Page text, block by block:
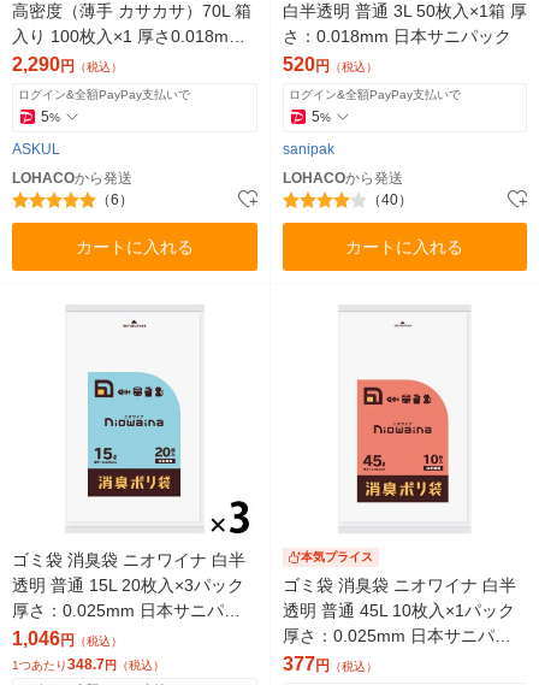
高密度（薄手 カサカサ）70L 箱
入り 100枚入×1 厚さ0.018mm
アスクル オリジナル
2,290円 （税込）
ログイン&全額PayPay支払いで
5%
ASKUL
LOHACOから発送
（6）
カートに入れる
白半透明 普通 3L 50枚入×1箱 厚
さ：0.018mm 日本サニパック
520円 （税込）
ログイン&全額PayPay支払いで
5%
sanipak
LOHACOから発送
（40）
カートに入れる
ゴミ袋 消臭袋 ニオワイナ 白半
透明 普通 15L 20枚入×3パック
厚さ：0.025mm 日本サニパッ
ク
1,046円 （税込）
1つあたり348.7円 （税込）
本気プライス
ゴミ袋 消臭袋 ニオワイナ 白半
透明 普通 45L 10枚入×1パック
厚さ：0.025mm 日本サニパッ
ク
377円 （税込）